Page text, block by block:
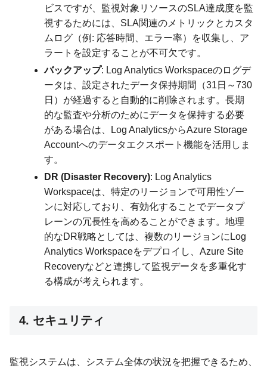
ビスですが、監視対象リソースのSLA達成度を監
視するためには、SLA関連のメトリックとカスタ
ムログ（例: 応答時間、エラー率）を収集し、ア
ラートを設定することが不可欠です。
バックアップ: Log Analytics Workspaceのログデ
ータは、設定されたデータ保持期間（31日～730
日）が経過すると自動的に削除されます。長期
的な監査や分析のためにデータを保持する必要
がある場合は、Log AnalyticsからAzure Storage
Accountへのデータエクスポート機能を活用しま
す。
DR (Disaster Recovery): Log Analytics
Workspaceは、特定のリージョンで可用性ゾー
ンに対応しており、有効化することでデータプ
レーンの冗長性を高めることができます。地理
的なDR戦略としては、複数のリージョンにLog
Analytics Workspaceをデプロイし、Azure Site
Recoveryなどと連携して監視データを多重化す
る構成が考えられます。
4. セキュリティ
監視システムは、システム全体の状況を把握できるため、